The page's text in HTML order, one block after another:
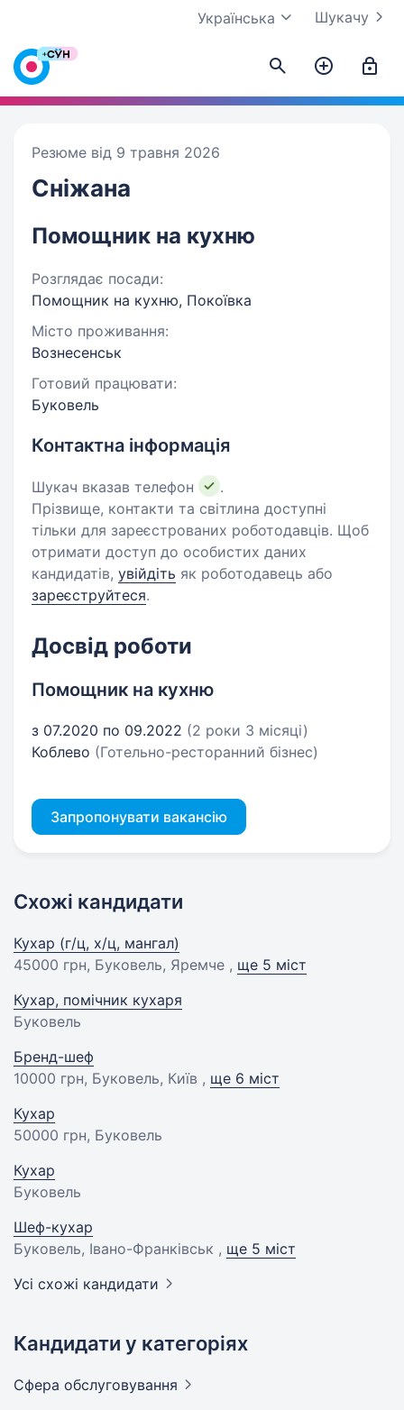
Шукачу
Українська
Резюме від 9 травня 2026
Сніжана
Помощник на кухню
Розглядає посади:
Помощник на кухню, Покоївка
Місто проживання:
Вознесенськ
Готовий працювати:
Буковель
Контактна інформація
Шукач вказав телефон
.
Прізвище, контакти та світлина доступні
тільки для зареєстрованих роботодавців. Щоб
отримати доступ до особистих даних
кандидатів, увійдіть як роботодавець або
зареєструйтеся.
Досвід роботи
Помощник на кухню
з 07.2020 по 09.2022 (2 роки 3 місяці)
Коблево (Готельно-ресторанний бізнес)
Запропонувати вакансію
Схожі кандидати
Кухар (г/ц, х/ц, мангал)
45000 грн, Буковель, Яремче , ще 5 міст
Кухар, помічник кухаря
Буковель
Бренд-шеф
10000 грн, Буковель, Київ , ще 6 міст
Кухар
50000 грн, Буковель
Кухар
Буковель
Шеф-кухар
Буковель, Івано-Франківськ , ще 5 міст
Усі схожі кандидати
Кандидати у категоріях
Сфера обслуговування